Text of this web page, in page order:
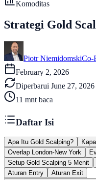
Komoditas
Strategi Gold
Piotr NiemidomskiCo-
February 2, 2026
Diperbarui June 27, 2026
11 mnt baca
Daftar Isi
Apa Itu Gold Scalping?
Overlap London-New York
Setup Gold Scalping 5 Menit
Aturan Entry
Aturan Exit